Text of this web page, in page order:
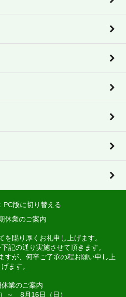
PC版に切り替える
休業のご案内
を賜り厚くお礼申し上げます。
記の通り実施させて頂きます。
すが、何卒ご了承の程お願い申し上
げます。
休業のご案内
～ 8月16日（日）